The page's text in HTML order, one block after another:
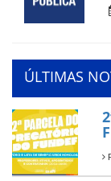
ÚLTIMAS